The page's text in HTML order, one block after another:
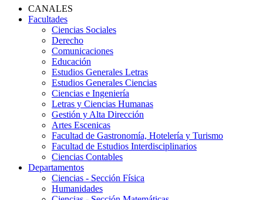
CANALES
Facultades
Ciencias Sociales
Derecho
Comunicaciones
Educación
Estudios Generales Letras
Estudios Generales Ciencias
Ciencias e Ingeniería
Letras y Ciencias Humanas
Gestión y Alta Dirección
Artes Escenicas
Facultad de Gastronomía, Hotelería y Turismo
Facultad de Estudios Interdisciplinarios
Ciencias Contables
Departamentos
Ciencias - Sección Física
Humanidades